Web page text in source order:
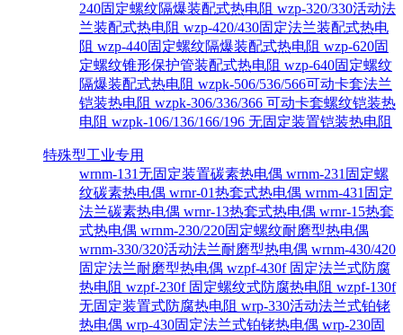
240固定螺纹隔爆装配式热电阻 wzp-320/330活动法
兰装配式热电阻 wzp-420/430固定法兰装配式热电
阻 wzp-440固定螺纹隔爆装配式热电阻 wzp-620固
定螺纹锥形保护管装配式热电阻 wzp-640固定螺纹
隔爆装配式热电阻 wzpk-506/536/566可动卡套法兰
铠装热电阻 wzpk-306/336/366 可动卡套螺纹铠装热
电阻 wzpk-106/136/166/196 无固定装置铠装热电阻
特殊型工业专用
wrnm-131无固定装置碳素热电偶 wrnm-231固定螺
纹碳素热电偶 wrnr-01热套式热电偶 wrnm-431固定
法兰碳素热电偶 wrnr-13热套式热电偶 wrnr-15热套
式热电偶 wrnm-230/220固定螺纹耐磨型热电偶
wrnm-330/320活动法兰耐磨型热电偶 wrnm-430/420
固定法兰耐磨型热电偶 wzpf-430f 固定法兰式防腐
热电阻 wzpf-230f 固定螺纹式防腐热电阻 wzpf-130f
无固定装置式防腐热电阻 wrp-330活动法兰式铂铑
热电偶 wrp-430固定法兰式铂铑热电偶 wrp-230固